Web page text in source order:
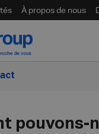
À propos de nous
pouvons-